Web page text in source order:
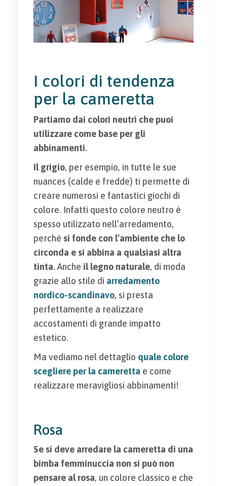
I colori di tendenza
per la cameretta
Partiamo dai colori neutri che puoi
utilizzare come base per gli
abbinamenti.
Il grigio, per esempio, in tutte le sue
nuances (calde e fredde) ti permette di
creare numerosi e fantastici giochi di
colore. Infatti questo colore neutro è
spesso utilizzato nell’arredamento,
perché si fonde con l’ambiente che lo
circonda e si abbina a qualsiasi altra
tinta. Anche il legno naturale, di moda
grazie allo stile di arredamento
nordico-scandinavo, si presta
perfettamente a realizzare
accostamenti di grande impatto
estetico.
Ma vediamo nel dettaglio quale colore
scegliere per la cameretta e come
realizzare meravigliosi abbinamenti!
Rosa
Se si deve arredare la cameretta di una
bimba femminuccia non si può non
pensare al rosa, un colore classico e che